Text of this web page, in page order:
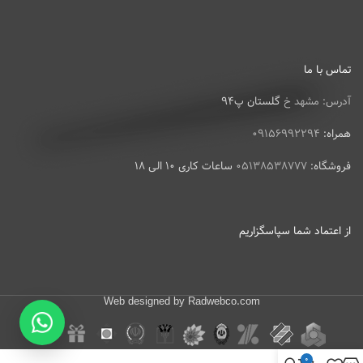
تماس با ما
آدرس: مشهد خ گلستان پ94
همراه: 09156992294
فروشگاه: 05138538777 ساعات کاری 10 الی 18
از اعتماد شما سپاسگزاریم
Web designed by Radwebco.com
0